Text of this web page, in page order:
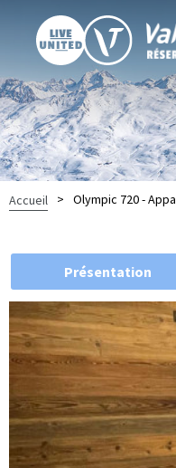
Accueil > Olympic 720 -
Présentation